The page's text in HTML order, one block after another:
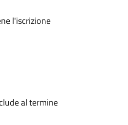
l'iscrizione
al termine